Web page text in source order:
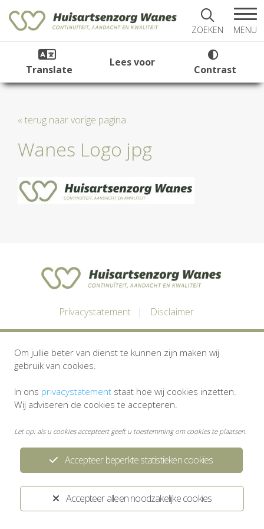
ZOEKEN MENU
Translate
Lees voor
Contrast
« terug naar vorige pagina
Wanes Logo jpg
Privacystatement Disclaimer
Accepteer alleen noodzakelijke cookies
Accepteer beperkte statistieken cookies
Om jullie beter van dienst te kunnen zijn maken wij
gebruik van cookies.
In ons privacystatement staat hoe wij cookies inzetten.
Wij adviseren de cookies te accepteren.
Let op: als u cookies accepteert geeft u toestemming om cookies te plaatsen.